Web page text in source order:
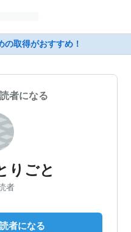
の取得がおすすめ！
者になる
りごと
者
者になる